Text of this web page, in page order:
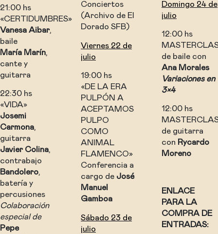
21:00 hs
«CERTIDUMBRES»
Vanesa Aibar,
baile
María Marín,
cante y
guitarra
22:30 hs
«VIDA»
Josemi
Carmona,
guitarra
Javier Colina,
contrabajo
Bandolero,
batería y
percusiones
Colaboración
especial de
Pepe
Conciertos
(Archivo de El
Dorado SFB)
Viernes 22 de
julio
19:00 hs
«DE LA ERA
PULPÓN A
ACEPTAMOS
PULPO
COMO
ANIMAL
FLAMENCO»
Conferencia a
cargo de José
Manuel
Gamboa
Sábado 23 de
julio
Domingo 24 de
julio
12:00 hs
de baile con
Ana Morales
Variaciones en
3×4
12:00 hs
de guitarra
con Rycardo
Moreno
ENLACE
PARA LA
COMPRA DE
ENTRADAS: